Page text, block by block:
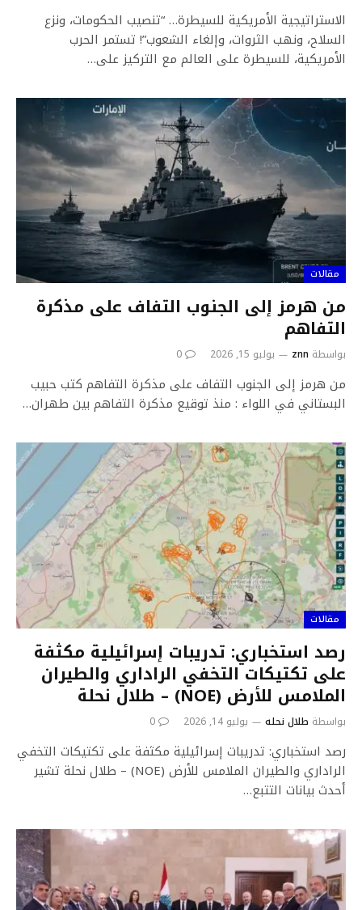
الاستراتيجية الأمريكية للسيطرة… “تنصيب الحكومات، ونزع
السلاح، ونهب الثروات، وإلغاء الشعوب”! تستمر الحرب
الأمريكية، للسيطرة على العالم مع التركيز على…
مقالات
من هرمز إلى الجنوب التفاف على مذكرة
التفاهم
بواسطة znn يوليو 15, 2026 0
من هرمز إلى الجنوب التفاف على مذكرة التفاهم كتب حبيب
البستاني في اللواء : منذ توقيع مذكرة التفاهم بين طهران…
مقالات
رصد استخباري: تدريبات إسرائيلية مكثفة
على تكتيكات التخفي الراداري والطيران
الملامس للأرض (NOE) – طلال نحلة
بواسطة طلال نحله يوليو 14, 2026 0
رصد استخباري: تدريبات إسرائيلية مكثفة على تكتيكات التخفي
الراداري والطيران الملامس للأرض (NOE) – طلال نحلة تشير
أحدث بيانات التتبع…